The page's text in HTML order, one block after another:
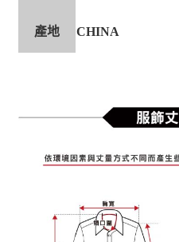
產地 CHINA